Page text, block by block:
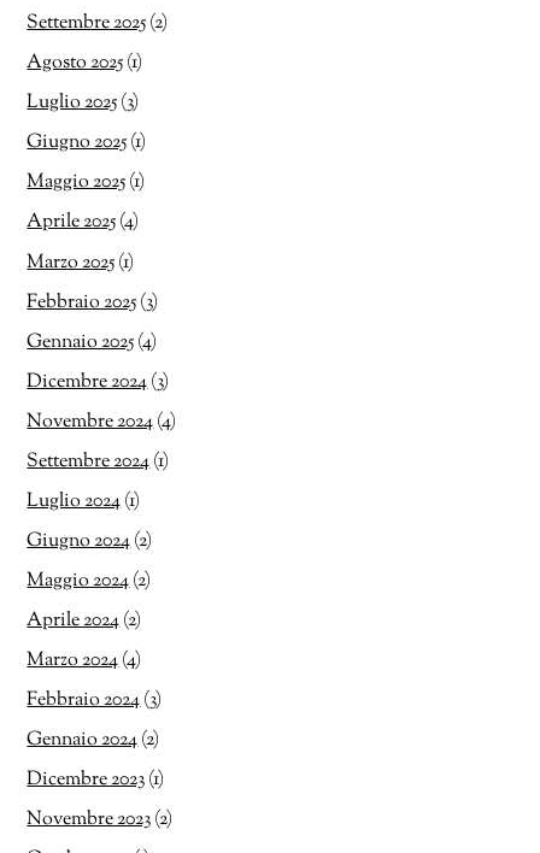
Settembre 2025(2)
Agosto 2025(1)
Luglio 2025(3)
Giugno 2025(1)
Maggio 2025(1)
Aprile 2025(4)
Marzo 2025(1)
Febbraio 2025(3)
Gennaio 2025(4)
Dicembre 2024(3)
Novembre 2024(4)
Settembre 2024(1)
Luglio 2024(1)
Giugno 2024(2)
Maggio 2024(2)
Aprile 2024(2)
Marzo 2024(4)
Febbraio 2024(3)
Gennaio 2024(2)
Dicembre 2023(1)
Novembre 2023(2)